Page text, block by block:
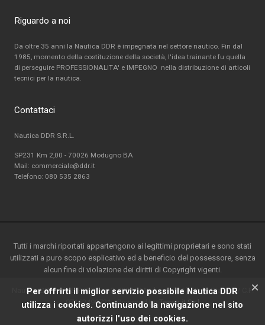
Per offrirti il miglior servizio possibile Nautica DDR
utilizza i cookies. Continuando la navigazione nel sito
autorizzi l'uso dei cookies.
×
Riguardo a noi
Da oltre 35 anni la Nautica DDR è impegnata nel settore nautico. Fin dal
1985, momento della costituzione della società, l'idea trainante fu quella
di perseguire PROFESSIONALITA' e IMPEGNO nella distribuzione di articoli
tecnici per la nautica.
Contattaci
Nautica DDR S.R.L.
SP231 Km 2,00 - 70026 Modugno BA
Mail: commerciale@ddr.it
Telefono: 080 535 2863
Tutti i marchi riportati appartengono ai legittimi proprietari e sono stati
utilizzati a puro scopo esplicativo ed a beneficio del possessore, senza
alcun fine di violazione dei diritti di Copyright vigenti.
Nautica DDR srl - S.P. 231 km.2-70026 Modugno(BA) - Italy-P.ta IVA / C.F.
07162490721 - Powered by Teseo.it S.r.l